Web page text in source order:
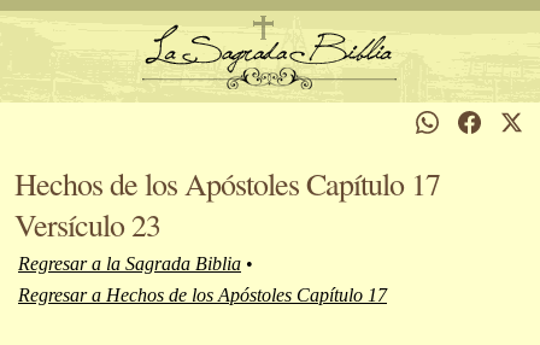
Hechos de los Apóstoles Capítulo 17
Versículo 23
Regresar a la Sagrada Biblia •
Regresar a Hechos de los Apóstoles Capítulo 17